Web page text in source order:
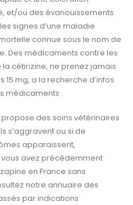
et/ou des évanouissements
signes d’une maladie
connue sous le nom de
Des médicaments contre les
cétirizine, ne prenez jamais
15 mg, a la recherche d’infos
médicaments .
des soins vétérinaires
s’aggravent ou si de
apparaissent,
avez précédemment
en France sans
notre annuaire des
par indications